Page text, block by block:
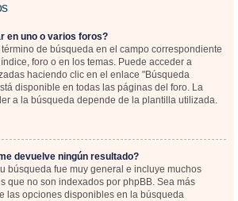
en uno o varios foros?
de búsqueda en el campo correspondiente
foro o en los temas. Puede acceder a
haciendo clic en el enlace "Búsqueda
disponible en todas las páginas del foro. La
a la búsqueda depende de la plantilla utilizada.
devuelve ningún resultado?
búsqueda fue muy general e incluye muchos
que no son indexados por phpBB. Sea más
las opciones disponibles en la búsqueda